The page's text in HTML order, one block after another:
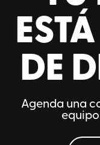
DE
Agenda una